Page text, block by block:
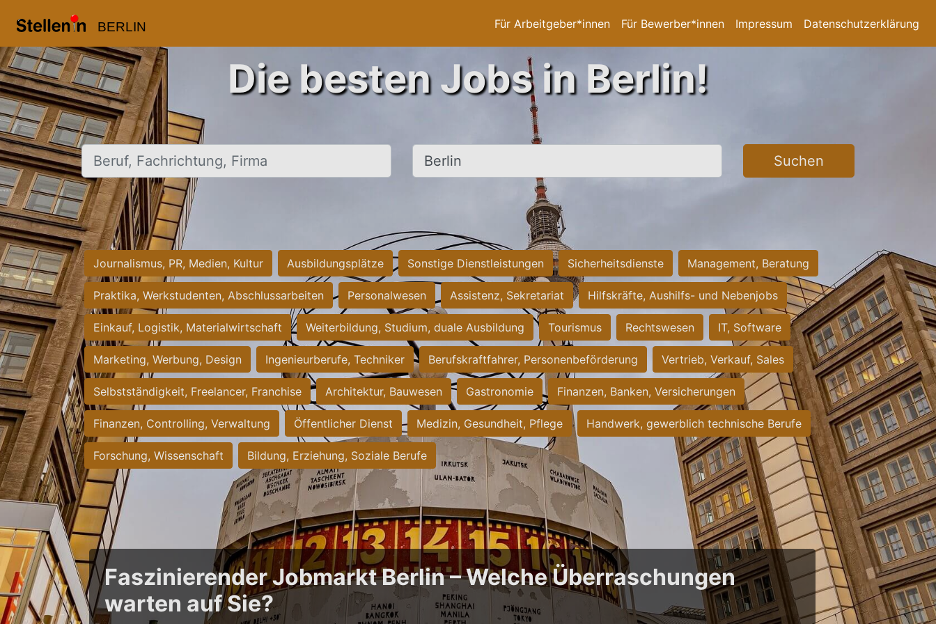
BERLIN Für Arbeitgeber*innen Für Bewerber*innen Impressum Datenschutzerklärung
Die besten Jobs in Berlin!
Beruf, Fachrichtung, Firma Ort, Stadt Suchen
Journalismus, PR, Medien, Kultur Ausbildungsplätze Sonstige Dienstleistungen Sicherheitsdienste Management, Beratung
Praktika, Werkstudenten, Abschlussarbeiten Personalwesen Assistenz, Sekretariat Hilfskräfte, Aushilfs- und Nebenjobs
Einkauf, Logistik, Materialwirtschaft Weiterbildung, Studium, duale Ausbildung Tourismus Rechtswesen IT, Software
Marketing, Werbung, Design Ingenieurberufe, Techniker Berufskraftfahrer, Personenbeförderung Vertrieb, Verkauf, Sales
Selbstständigkeit, Freelancer, Franchise Architektur, Bauwesen Gastronomie Finanzen, Banken, Versicherungen
Finanzen, Controlling, Verwaltung Öffentlicher Dienst Medizin, Gesundheit, Pflege Handwerk, gewerblich technische Berufe
Forschung, Wissenschaft Bildung, Erziehung, Soziale Berufe
Faszinierender Jobmarkt Berlin – Welche Überraschungen
warten auf Sie?